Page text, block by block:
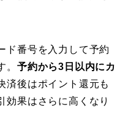
ド番号を入力して予約
。 予約から3日以内にカ
済後はポイント還元も
効果はさらに高くなり